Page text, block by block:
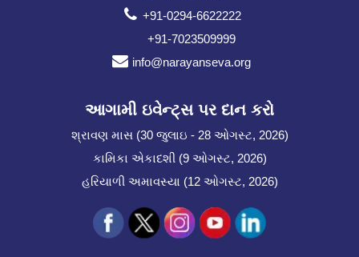
+91-0294-6622222
+91-7023509999
info@narayanseva.org
આગામી ઇવેન્ટ્સ પર દાન કરો
શ્રાવણ માસ (30 જુલાઇ - 28 ઓગસ્ટ, 2026)
કામિકા એકાદશી (9 ઓગસ્ટ, 2026)
હરિયાળી અમાવસ્યા (12 ઓગસ્ટ, 2026)